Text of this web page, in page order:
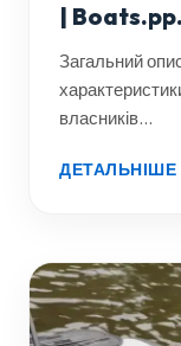
|
Загальний
власників...
ДЕТАЛЬНІШЕ